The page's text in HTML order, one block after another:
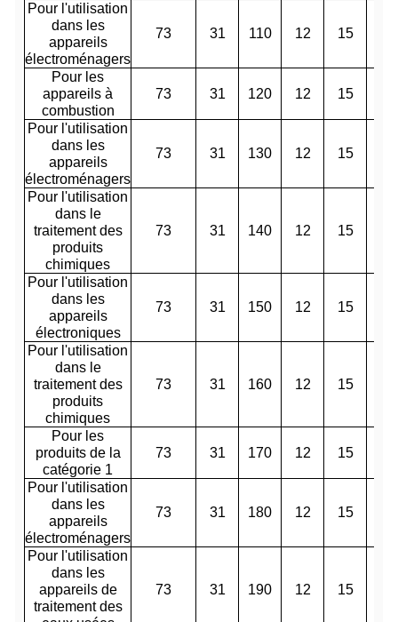
Pour l'utilisation
dans les
appareils
électroménagers
73 31 110 12 15
Pour les
appareils à
combustion
73 31 120 12 15
Pour l'utilisation
dans les
appareils
électroménagers
73 31 130 12 15
Pour l'utilisation
dans le
traitement des
produits
chimiques
73 31 140 12 15
Pour l'utilisation
dans les
appareils
électroniques
73 31 150 12 15
Pour l'utilisation
dans le
traitement des
produits
chimiques
73 31 160 12 15
Pour les
produits de la
catégorie 1
73 31 170 12 15
Pour l'utilisation
dans les
appareils
électroménagers
73 31 180 12 15
Pour l'utilisation
dans les
appareils de
traitement des
73 31 190 12 15